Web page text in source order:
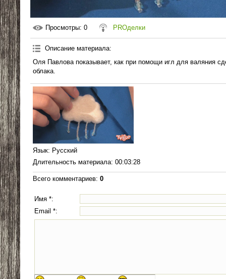
Просмотры: 0 PROделки
Описание материала:
Оля Павлова показывает, как при помощи игл для валяния
облака.
Язык: Русский
Длительность материала: 00:03:28
Всего комментариев: 0
Имя *:
Email *: